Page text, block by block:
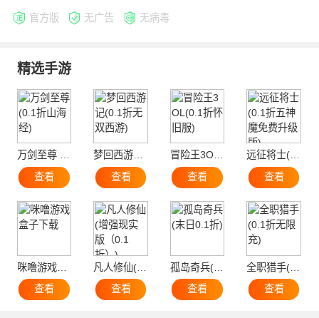
官方版 无广告 无病毒
精选手游
万剑至尊 (0.1折山海经)
查看
梦回西游记(0.1折无双西游)
查看
冒险王3OL(0.1折怀旧服)
查看
远征将士(0.1折五神魔免费升级版)
查看
咪噜游戏盒子下载
查看
查看
孤岛奇兵(末日0.1折)
查看
查看